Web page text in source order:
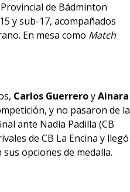
de Bádminton
y sub-17, acompañados
En mesa como Match
Carlos GuerreroyAinara
y no pasaron de la
ante Nadia Padilla (CB
de CB La Encina y llegó
opciones de medalla.